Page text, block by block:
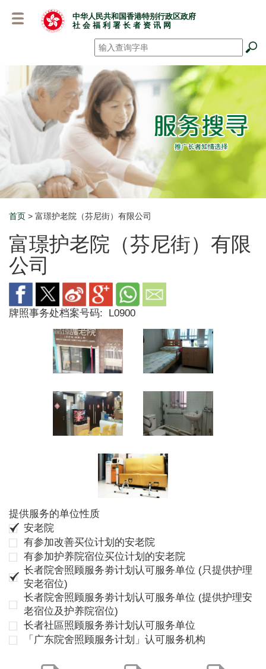
中华人民共和国香港特别行政区政府
社 会 福 利 署 长 者 资 讯 网
搜寻 *
Breadcrumb
首页 > 富璟护老院（芬尼街）有限公司
富璟护老院（芬尼街）有限
公司
牌照事务处档案号码: L0900
提供服务的单位性质
安老院
有参加改善买位计划的安老院
有参加护养院宿位买位计划的安老院
长者院舍照顾服务劵计划认可服务单位 (只提供护理
安老宿位)
长者院舍照顾服务劵计划认可服务单位 (提供护理安
老宿位及护养院宿位)
长者社區照顾服务券计划认可服务单位
「广东院舍照顾服务计划」认可服务机构